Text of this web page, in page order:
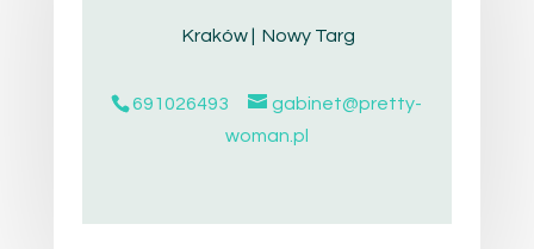
Kraków | Nowy Targ
691026493
gabinet@pretty-
woman.pl